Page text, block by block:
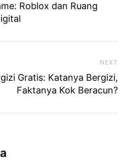
Roblox dan Ruang
NEXT
Gratis: Katanya Bergizi,
Faktanya Kok Beracun?